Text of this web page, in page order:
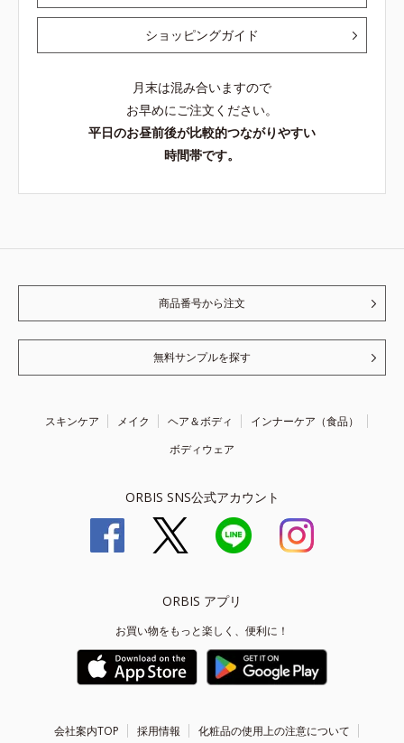
ショッピングガイド
月末は混み合いますので
お早めにご注文ください。
平日のお昼前後が比較的つながりやすい
時間帯です。
商品番号から注文
無料サンプルを探す
スキンケア メイク ヘア＆ボディ
インナーケア（食品）
ボディウェア
ORBIS SNS公式アカウント
ORBIS アプリ
お買い物をもっと楽しく、便利に！
会社案内TOP 採用情報 化粧品の使用上の注意について